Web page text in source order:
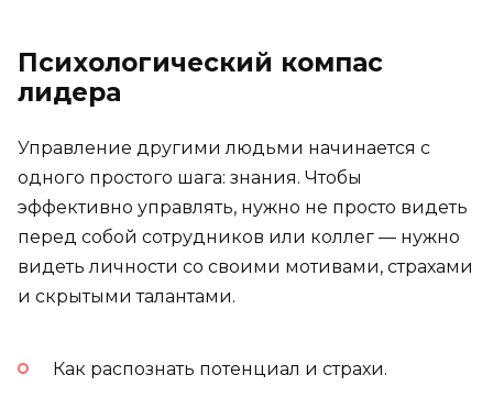
Психологический компас
лидера
Управление другими людьми начинается с
одного простого шага: знания. Чтобы
эффективно управлять, нужно не просто видеть
перед собой сотрудников или коллег — нужно
видеть личности со своими мотивами, страхами
и скрытыми талантами.
Как распознать потенциал и страхи.